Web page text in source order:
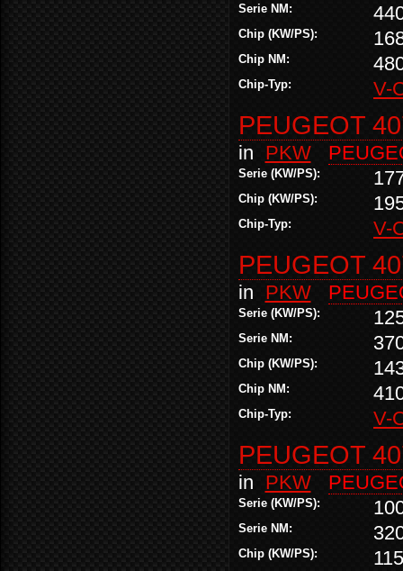
Serie NM:
Chip (KW/PS):
Chip NM:
Chip-Typ: V-
PEUGEOT
in PKW
Serie (KW/PS):
Chip (KW/PS):
Chip-Typ: V-
PEUGEOT
in PKW
Serie (KW/PS):
Serie NM:
Chip (KW/PS):
Chip NM:
Chip-Typ: V-
PEUGEOT
in PKW
Serie (KW/PS):
Serie NM:
Chip (KW/PS):